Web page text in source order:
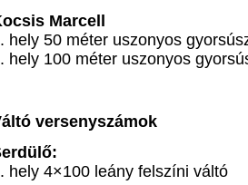
Marcell
hely 50 méter uszonyos
hely 100 méter uszonyos
versenyszámok
hely 4×100 leány felszíni váltó